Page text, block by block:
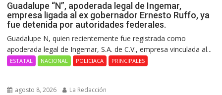
Guadalupe “N”, apoderada legal de Ingemar,
empresa ligada al ex gobernador Ernesto Ruffo, ya
fue detenida por autoridades federales.
Guadalupe N, quien recientemente fue registrada como
apoderada legal de Ingemar, S.A. de C.V., empresa vinculada al...
ESTATAL NACIONAL POLICIACA PRINCIPALES
agosto 8, 2026 La Redacción